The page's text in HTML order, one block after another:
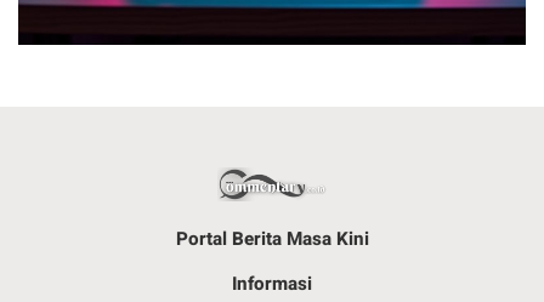
Portal Berita Masa Kini
Informasi